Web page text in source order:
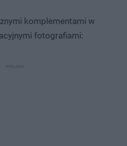
komplementami w
fotografiami: